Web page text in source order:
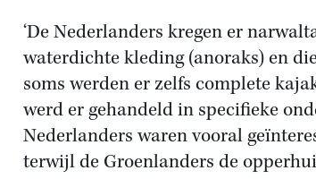
‘De Nederlanders kregen er
waterdichte kleding (anoraks) en
soms werden er zelfs complete
werd er gehandeld in specifieke
Nederlanders waren vooral
terwijl de Groenlanders de